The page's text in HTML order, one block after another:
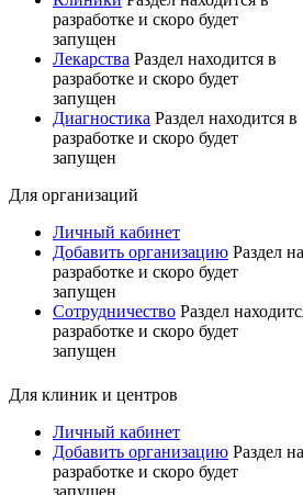
разработке и скоро будет
запущен
Лекарства Раздел находится в
разработке и скоро будет
запущен
Диагностика Раздел находится в
разработке и скоро будет
запущен
Для организаций
Личный кабинет
Добавить организацию Раздел
разработке и скоро будет
запущен
Сотрудничество Раздел
разработке и скоро будет
запущен
Для клиник и центров
Личный кабинет
Добавить организацию Раздел
разработке и скоро будет
запущен